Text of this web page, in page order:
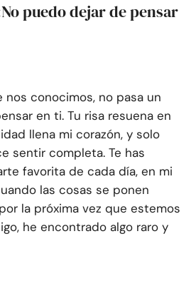
puedo dejar de pensar
nos conocimos, no pasa un
en ti. Tu risa resuena en
llena mi corazón, y solo
sentir completa. Te has
favorita de cada día, en mi
las cosas se ponen
la próxima vez que estemos
he encontrado algo raro y